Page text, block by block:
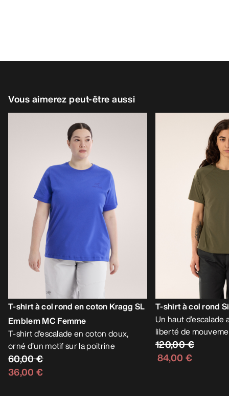
Vous aimerez peut-être aussi
T-shirt à col rond en coton Kragg SL
Emblem MC Femme
T-shirt d’escalade en coton doux,
orné d’un motif sur la poitrine
60,00 €
36,00 €
T-shirt à col rond
Un haut
liberté de
120,00 €
84,00 €